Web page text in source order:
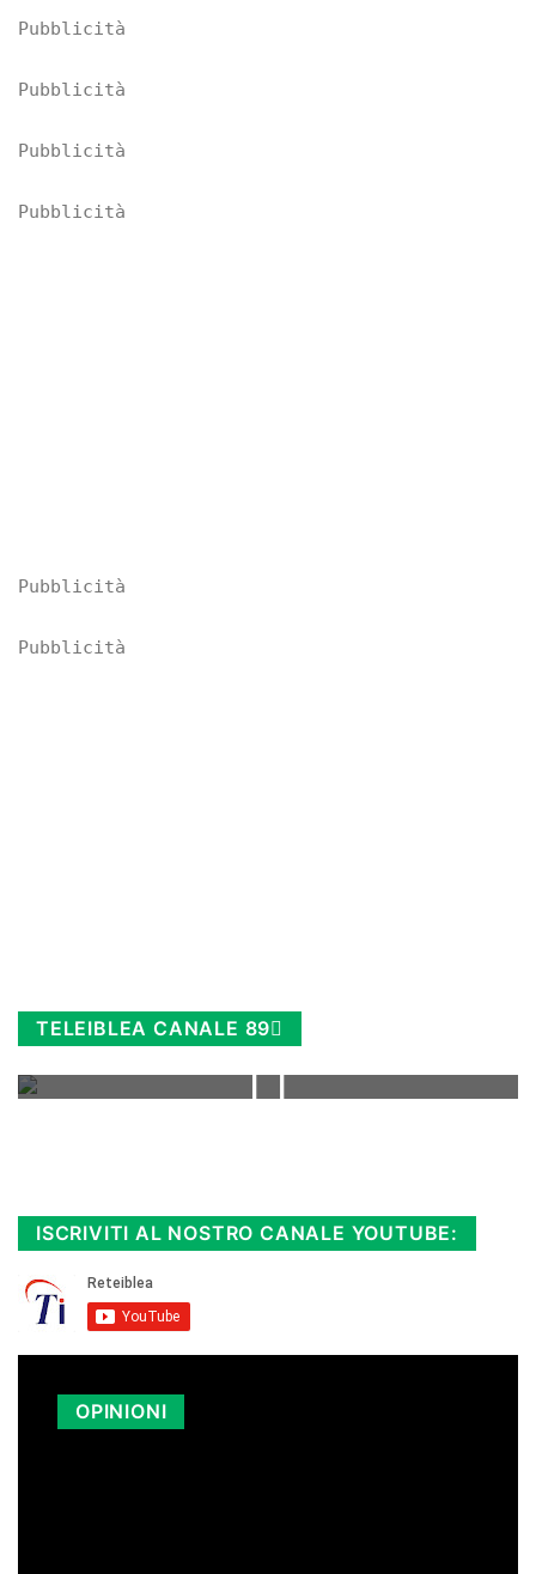
Pubblicità
Pubblicità
Pubblicità
Pubblicità
Pubblicità
Pubblicità
TELEIBLEA CANALE 89
ISCRIVITI AL NOSTRO CANALE YOUTUBE:
OPINIONI